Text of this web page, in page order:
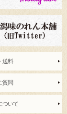
送料
質問
ついて